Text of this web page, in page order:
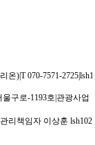
온)|T 070-7571-2725|lsh1
구로-1193호|관광사업
리책임자 이상훈 lsh102